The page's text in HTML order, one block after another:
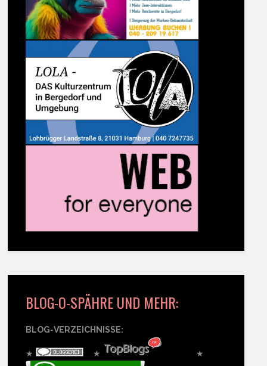
BLOG-O-SPÄHRE UND MEHR:
BLOG-VERZEICHNISSE:
★ ★ ★